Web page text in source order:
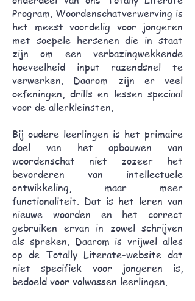
Program. Woordenschatverwerving is
het meest voordelig voor jongeren
met soepele hersenen die in staat
zijn om een verbazingwekkende
hoeveelheid input razendsnel te
verwerken. Daarom zijn er veel
oefeningen, drills en lessen speciaal
voor de allerkleinsten.
Bij oudere leerlingen is het primaire
doel van het opbouwen van
woordenschat niet zozeer het
bevorderen van intellectuele
ontwikkeling, maar meer
functionaliteit. Dat is het leren van
nieuwe woorden en het correct
gebruiken ervan in zowel schrijven
als spreken. Daarom is vrijwel alles
op de Totally Literate-website dat
niet specifiek voor jongeren is,
bedoeld voor volwassen leerlingen.